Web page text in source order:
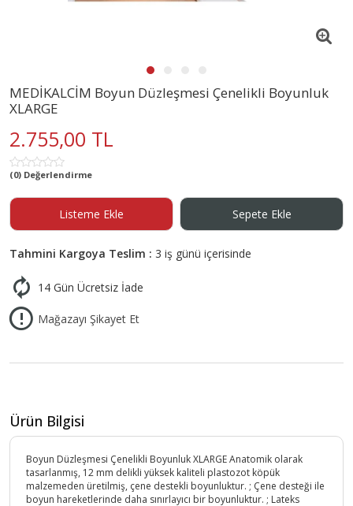
MEDİKALCİM Boyun Düzleşmesi Çenelikli Boyunluk
XLARGE
2.755,00 TL
(0) Değerlendirme
Listeme Ekle Sepete Ekle
Tahmini Kargoya Teslim : 3 iş günü içerisinde
14 Gün Ücretsiz İade
Mağazayı Şikayet Et
Ürün Bilgisi
Boyun Düzleşmesi Çenelikli Boyunluk XLARGE Anatomik olarak
tasarlanmış, 12 mm delikli yüksek kaliteli plastozot köpük
malzemeden üretilmiş, çene destekli boyunluktur. ; Çene desteği ile
boyun hareketlerinde daha sınırlayıcı bir boyunluktur. ; Lateks